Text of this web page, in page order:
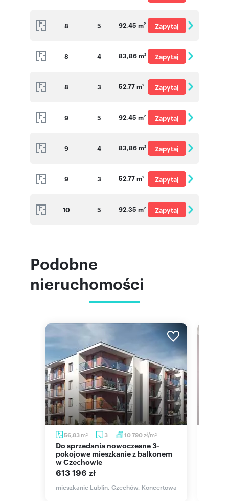
8 5 92,45 m2
Zapytaj
8 4 83,86 m2
Zapytaj
8 3 52,77 m2
Zapytaj
9 5 92,45 m2
Zapytaj
9 4 83,86 m2
Zapytaj
9 3 52,77 m2
Zapytaj
10 5 92,35 m2
Zapytaj
Podobne
nieruchomości
56,83 m2 3 10 790zł/m2
Do sprzedania nowoczesne 3-
pokojowe mieszkanie z balkonem
w Czechowie
613 196 zł
mieszkanie Lublin, Czechów, Koncertowa